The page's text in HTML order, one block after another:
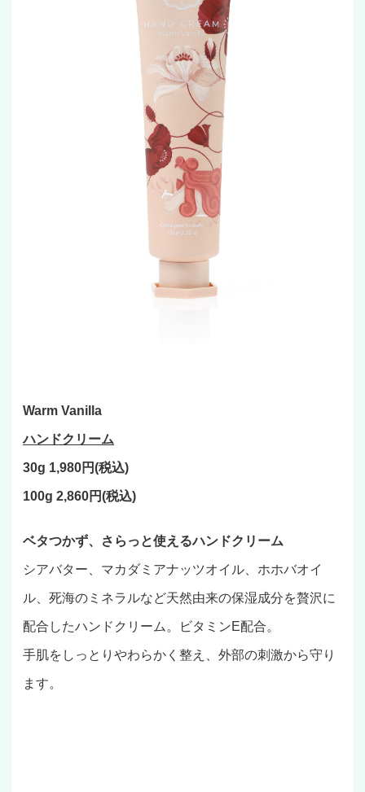
Warm Vanilla
ハンドクリーム
30g 1,980円(税込)
100g 2,860円(税込)
ベタつかず、さらっと使えるハンドクリーム
シアバター、マカダミアナッツオイル、ホホバオイ
ル、死海のミネラルなど天然由来の保湿成分を贅沢に
配合したハンドクリーム。ビタミンE配合。
手肌をしっとりやわらかく整え、外部の刺激から守り
ます。